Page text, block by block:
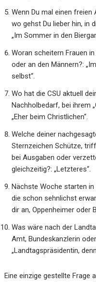
Wenn Du mal einen
wo gehst Du lieber hin, in
„Im Sommer in den
Woran scheitern Frauen
oder an den Männern?:
selbst“.
Wo hat die CSU aktuell
Nachholbedarf, bei ihrem
„Eher beim Christlichen“.
Welche deiner
Sternzeichen Schütze,
bei Ausgaben oder
gleichzeitig?: „Letzteres“.
Nächste Woche starten
die schon sehnlichst
dir an, Oppenheimer oder
Was wäre nach der
Amt, Bundeskanzlerin
„Landtagspräsidentin,
Eine einzige gestellte Frage